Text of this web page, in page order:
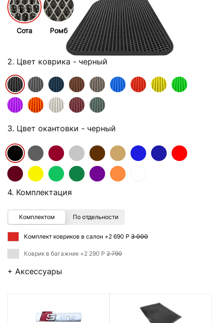
Сота Ромб
2. Цвет коврика - черный
3. Цвет окантовки - черный
4. Комплектация
Комплектом По отдельности
Комплект ковриков в салон +2 690 Р 3 000
Коврик в багажник +2 290 Р 2 790
+ Аксессуары